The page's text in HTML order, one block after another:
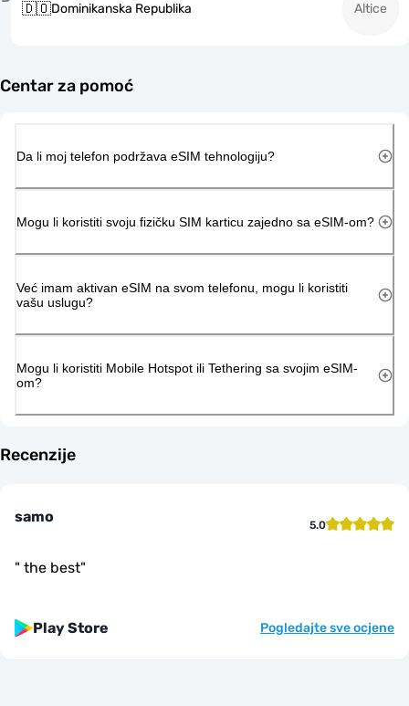
🇩🇴Dominikanska Republika Altice
Centar za pomoć
Da li moj telefon podržava eSIM tehnologiju?
Mogu li koristiti svoju fizičku SIM karticu zajedno sa eSIM-om?
Već imam aktivan eSIM na svom telefonu, mogu li koristiti
vašu uslugu?
Mogu li koristiti Mobile Hotspot ili Tethering sa svojim eSIM-
om?
Recenzije
samo 5.0
" the best"
Play Store Pogledajte sve ocjene